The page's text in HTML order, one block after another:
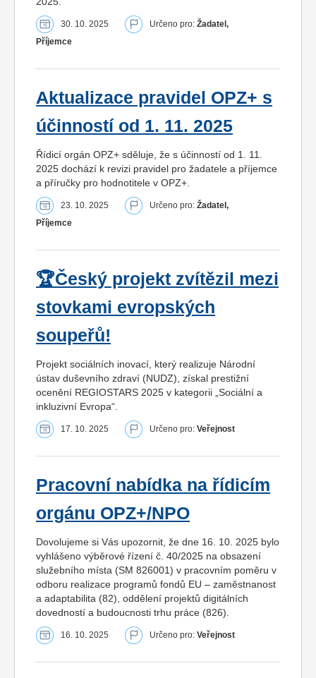
30. 10. 2025 Určeno pro: Žadatel,
Příjemce
Aktualizace pravidel OPZ+ s
účinností od 1. 11. 2025
Řídicí orgán OPZ+ sděluje, že s účinností od 1. 11.
2025 dochází k revizi pravidel pro žadatele a příjemce
a příručky pro hodnotitele v OPZ+.
23. 10. 2025 Určeno pro: Žadatel,
Příjemce
🏆Český projekt zvítězil mezi
stovkami evropských
soupeřů!
Projekt sociálních inovací, který realizuje Národní
ústav duševního zdraví (NUDZ), získal prestižní
ocenění REGIOSTARS 2025 v kategorii „Sociální a
inkluzivní Evropa“.
17. 10. 2025 Určeno pro: Veřejnost
Pracovní nabídka na řídicím
orgánu OPZ+/NPO
Dovolujeme si Vás upozornit, že dne 16. 10. 2025 bylo
vyhlášeno výběrové řízení č. 40/2025 na obsazení
služebního místa (SM 826001) v pracovním poměru v
odboru realizace programů fondů EU – zaměstnanost
a adaptabilita (82), oddělení projektů digitálních
dovedností a budoucnosti trhu práce (826).
16. 10. 2025 Určeno pro: Veřejnost